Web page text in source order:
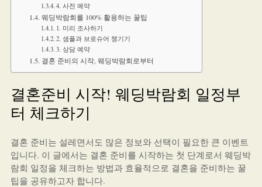
4. 사전 예약
웨딩박람회를 100% 활용하는 꿀팁
1. 미리 조사하기
2. 샘플과 브로슈어 챙기기
3. 상담 예약
결혼 준비의 시작, 웨딩박람회로부터
결혼준비 시작! 웨딩박람회 일정부
터 체크하기
결혼 준비는 설레면서도 많은 정보와 선택이 필요한 큰 이벤트
입니다. 이 글에서는 결혼 준비를 시작하는 첫 단계로서 웨딩박
람회 일정을 체크하는 방법과 효율적으로 결혼을 준비하는 꿀
팁을 공유하고자 합니다.